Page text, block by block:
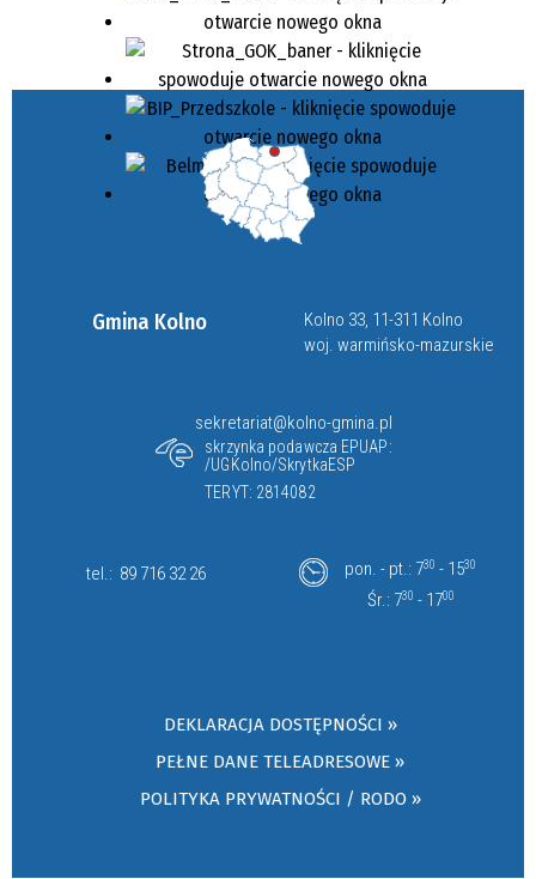
Gmina Kolno
Kolno 33, 11-311 Kolno
woj. warmińsko-mazurskie
sekretariat@kolno-gmina.pl
skrzynka podawcza EPUAP:
/UGKolno/SkrytkaESP
TERYT: 2814082
tel.: 89 716 32 26 pon. - pt.: 730 - 1530
Śr.: 730 - 1700
DEKLARACJA DOSTĘPNOŚCI »
PEŁNE DANE TELEADRESOWE »
POLITYKA PRYWATNOŚCI / RODO »